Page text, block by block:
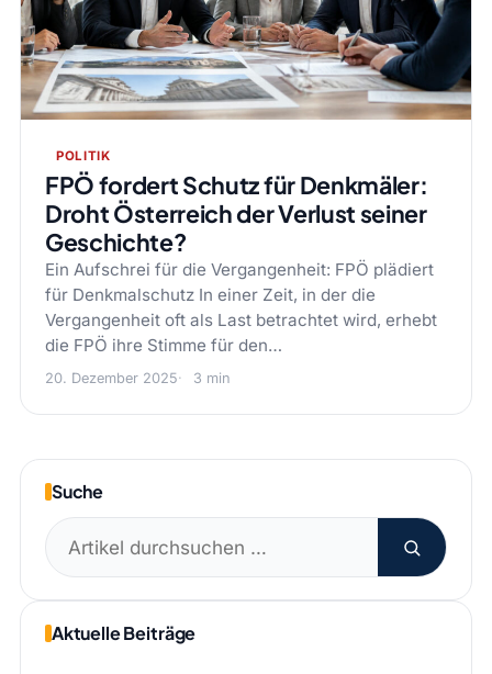
POLITIK
FPÖ fordert Schutz für Denkmäler:
Droht Österreich der Verlust seiner
Geschichte?
Ein Aufschrei für die Vergangenheit: FPÖ plädiert
für Denkmalschutz In einer Zeit, in der die
Vergangenheit oft als Last betrachtet wird, erhebt
die FPÖ ihre Stimme für den…
20. Dezember 2025 3 min
Suche
Suchen
nach:
Aktuelle Beiträge